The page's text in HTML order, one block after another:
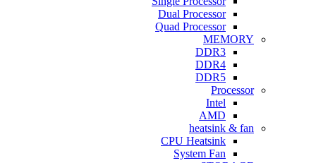
Dual Processor
Quad Processor
MEMORY
DDR3
DDR4
DDR5
Processor
Intel
AMD
heatsink & fan
CPU Heatsink
System Fan